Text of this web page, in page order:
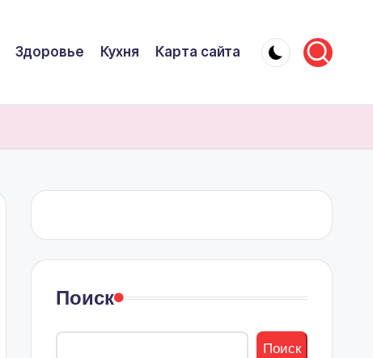
Здоровье Кухня Карта сайта
Поиск
Поиск